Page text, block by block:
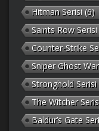
Hitman Serisi (6)
Saints Row Serisi
Counter-Strike
Sniper Ghost
Stronghold Serisi
The Witcher
Baldur’s Gate